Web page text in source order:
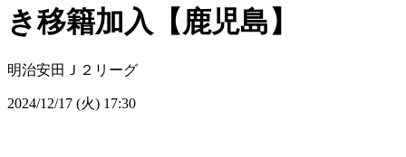
き移籍加入【鹿児島】
明治安田Ｊ２リーグ
2024/12/17 (火) 17:30